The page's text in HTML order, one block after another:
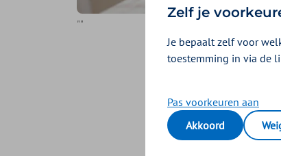
""
Zelf je
Je bepaalt zelf voor
toestemming in via de
Pas voorkeuren aan
Akkoord